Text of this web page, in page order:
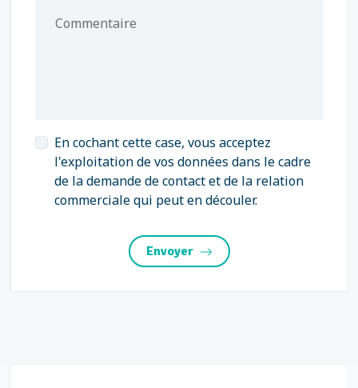
Commentaire
En cochant cette case, vous acceptez
l'exploitation de vos données dans le cadre
de la demande de contact et de la relation
commerciale qui peut en découler.
Envoyer